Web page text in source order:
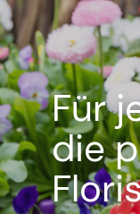
Für
die